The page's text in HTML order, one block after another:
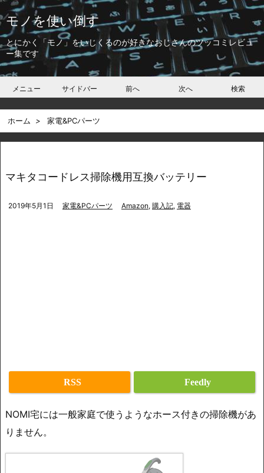
モノを使い倒す
とにかく「モノ」をいじくるのが好きなおじさんのツッコミレビュ
ー集です
メニュー サイドバー 前へ 次へ 検索
ホーム > 家電&PCパーツ
マキタコードレス掃除機用互換バッテリー
2019年5月1日 家電&PCパーツ Amazon, 購入記, 電器
RSS Feedly
NOMI宅には一般家庭で使うようなホース付きの掃除機があ
りません。